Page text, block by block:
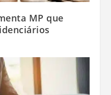
MP que